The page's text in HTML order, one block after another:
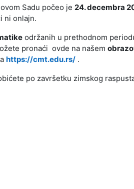
Sadu počeo je 24. decembra
ni onlajn.
održanih u prethodnom
pronaći ovde na našem
https://cmt.edu.rs/.
po završetku zimskog